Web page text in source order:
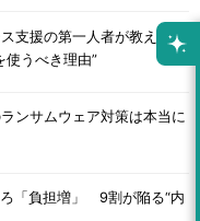
支援の第一人者が教え
使うべき理由”
ンサムウェア対策は本当に
「負担増」 9割が陥る“内